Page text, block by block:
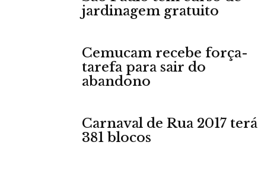
jardinagem gratuito
Cemucam recebe força-
tarefa para sair do
abandono
Carnaval de Rua 2017 terá
381 blocos